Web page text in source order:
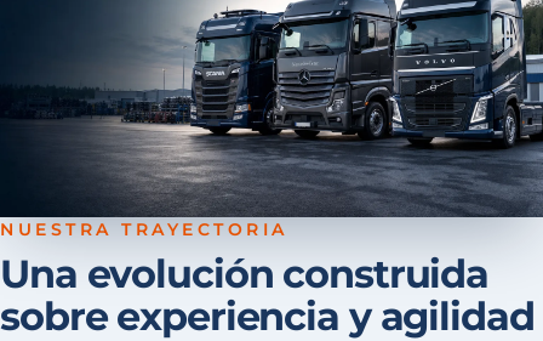
NUESTRA TRAYECTORIA
Una evolución construida
sobre experiencia y agilidad